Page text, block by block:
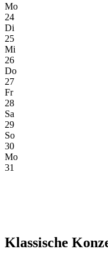
Mo
24
Di
25
Mi
26
Do
27
Fr
28
Sa
29
So
30
Mo
31
Klassische